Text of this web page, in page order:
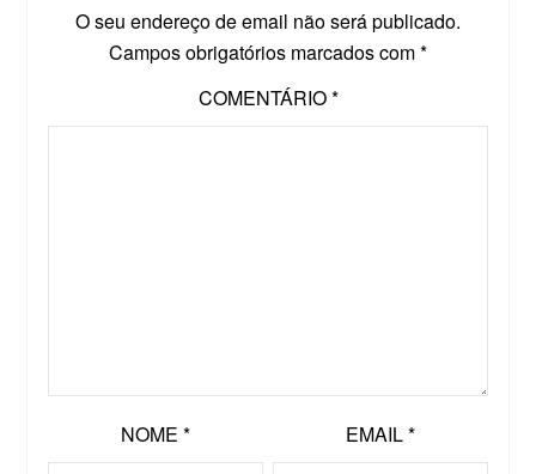
O seu endereço de email não será publicado.
Campos obrigatórios marcados com*
COMENTÁRIO*
NOME * EMAIL*